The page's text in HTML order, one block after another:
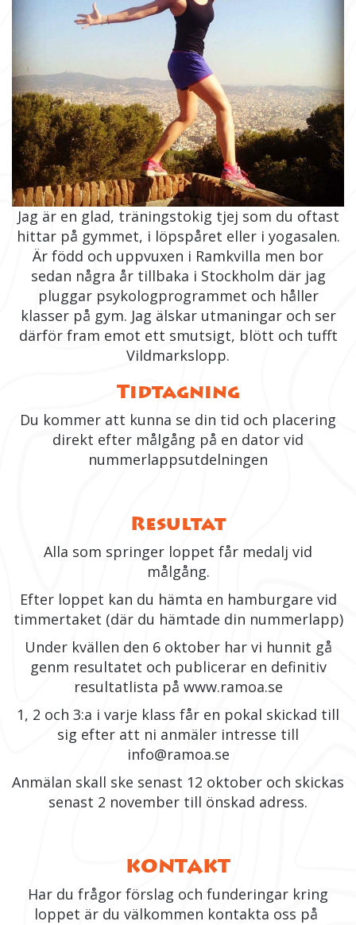
Jag är en glad, träningstokig tjej som du oftast
hittar på gymmet, i löpspåret eller i yogasalen.
Är född och uppvuxen i Ramkvilla men bor
sedan några år tillbaka i Stockholm där jag
pluggar psykologprogrammet och håller
klasser på gym. Jag älskar utmaningar och ser
därför fram emot ett smutsigt, blött och tufft
Vildmarkslopp.
Tidtagning
Du kommer att kunna se din tid och placering
direkt efter målgång på en dator vid
nummerlappsutdelningen
Resultat
Alla som springer loppet får medalj vid
målgång.
Efter loppet kan du hämta en hamburgare vid
timmertaket (där du hämtade din nummerlapp)
Under kvällen den 6 oktober har vi hunnit gå
genm resultatet och publicerar en definitiv
resultatlista på www.ramoa.se
1, 2 och 3:a i varje klass får en pokal skickad till
sig efter att ni anmäler intresse till
info@ramoa.se
Anmälan skall ske senast 12 oktober och skickas
senast 2 november till önskad adress.
KONTAKT
Har du frågor förslag och funderingar kring
loppet är du välkommen kontakta oss på